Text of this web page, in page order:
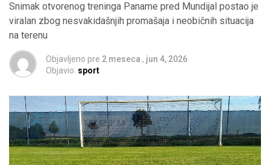
Snimak otvorenog treninga Paname pred Mundijal postao je
viralan zbog nesvakidašnjih promašaja i neobičnih situacija
na terenu
Objavljeno pre 2 meseca , jun 4, 2026
Objavio: sport